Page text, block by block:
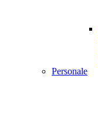
Personale